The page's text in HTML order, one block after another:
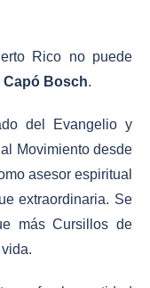
Rico no puede
Capó Bosch.
del Evangelio y
Movimiento desde
asesor espiritual
extraordinaria. Se
más Cursillos de